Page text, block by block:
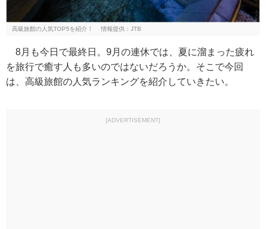
高級旅館の人気TOP5を紹介！ 情報提供：JTB
8月も今日で最終日。9月の連休では、夏に溜まった疲れ
を旅行で癒す人も多いのではないだろうか。そこで今回
は、高級旅館の人気ランキングを紹介していきたい。
[ADVERTISEMENT]